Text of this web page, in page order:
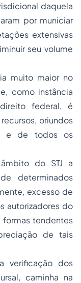
daquela
por municiar
extensivas
seu volume
muito maior no
como instância
federal, é
oriundos
e de todos os
do STJ a
determinados
excesso de
autorizadores do
formas tendentes
de tais
verificação dos
caminha na